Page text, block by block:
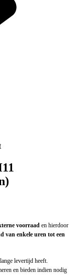
voorraad en hierdoor
van enkele uren tot een
levertijd heeft.
en bieden indien nodig